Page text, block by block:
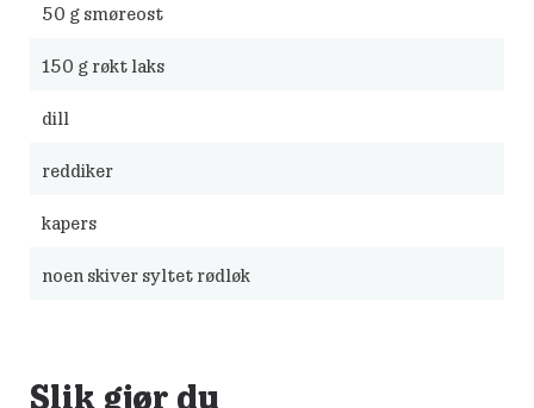
50 g smøreost
150 g røkt laks
dill
reddiker
kapers
noen skiver syltet rødløk
Slik gjør du